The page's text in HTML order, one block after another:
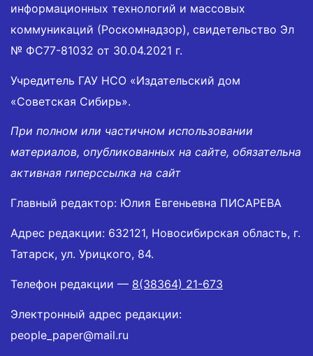
информационных технологий и массовых
коммуникаций (Роскомнадзор), свидетельство Эл
№ ФС77-81032 от 30.04.2021 г.
Учредитель ГАУ НСО «Издательский дом
«Советская Сибирь».
При полном или частичном использовании
материалов, опубликованных на сайте, обязательна
активная гиперссылка на сайт
Главный редактор: Юлия Евгеньевна ПИСАРЕВА
Адрес редакции: 632121, Новосибирская область, г.
Татарск, ул. Урицкого, 84.
Телефон редакции — 8(38364) 21-673
Электронный адрес редакции:
people_paper@mail.ru